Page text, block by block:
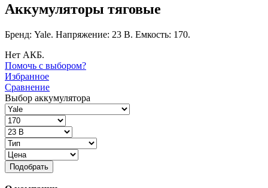
Аккумуляторы тяговые
Бренд: Yale. Напряжение: 23 В. Емкость: 170.
Нет АКБ.
Помочь с выбором?
Избранное
Сравнение
Выбор аккумулятора
Подобрать